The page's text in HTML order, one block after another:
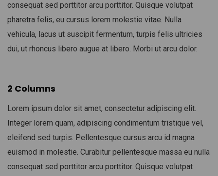
consequat sed porttitor arcu porttitor. Quisque volutpat
pharetra felis, eu cursus lorem molestie vitae. Nulla
vehicula, lacus ut suscipit fermentum, turpis felis ultricies
dui, ut rhoncus libero augue at libero. Morbi ut arcu dolor.
2 Columns
Lorem ipsum dolor sit amet, consectetur adipiscing elit.
Integer lorem quam, adipiscing condimentum tristique vel,
eleifend sed turpis. Pellentesque cursus arcu id magna
euismod in molestie. Curabitur pellentesque massa eu nulla
consequat sed porttitor arcu porttitor. Quisque volutpat